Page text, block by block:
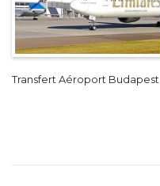
Transfert Aéroport Budapest